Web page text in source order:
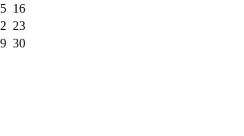
16
23
30